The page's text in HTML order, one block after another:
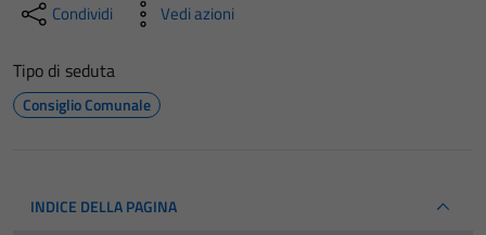
Condividi Vedi azioni
Tipo di seduta
Consiglio Comunale
INDICE DELLA PAGINA